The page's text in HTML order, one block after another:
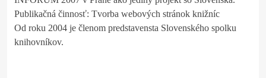
Publikačná činnosť: Tvorba webových stránok knižníc
Od roku 2004 je členom predstavensta Slovenského spolku
knihovníkov.